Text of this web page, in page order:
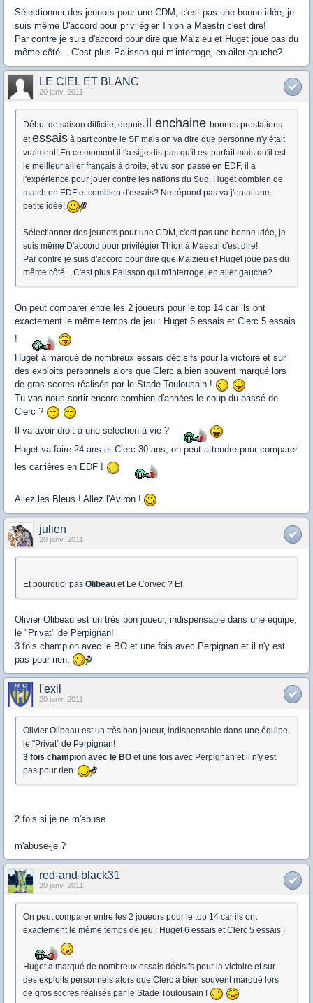
Sélectionner des jeunots pour une CDM, c'est pas une bonne idée, je
suis même D'accord pour privilégier Thion à Maestri c'est dire!
Par contre je suis d'accord pour dire que Malzieu et Huget joue pas du
même côté... C'est plus Palisson qui m'interroge, en ailer gauche?
LE CIEL ET BLANC
20 janv. 2011
Début de saison difficile, depuis il enchaine bonnes prestations
etessais à part contre le SF mais on va dire que personne n'y était
vraiment! En ce moment il l'a si,je dis pas qu'il est parfait mais qu'il est
le meilleur ailier français à droite, et vu son passé en EDF, il a
l'expérience pour jouer contre les nations du Sud, Huget combien de
match en EDF et combien d'essais? Ne répond pas va j'en ai une
petite idée!
Sélectionner des jeunots pour une CDM, c'est pas une bonne idée, je
suis même D'accord pour privilégier Thion à Maestri c'est dire!
Par contre je suis d'accord pour dire que Malzieu et Huget joue pas du
même côté... C'est plus Palisson qui m'interroge, en ailer gauche?
On peut comparer entre les 2 joueurs pour le top 14 car ils ont
exactement le même temps de jeu : Huget 6 essais et Clerc 5 essais
!
Huget a marqué de nombreux essais décisifs pour la victoire et sur
des exploits personnels alors que Clerc a bien souvent marqué lors
de gros scores réalisés par le Stade Toulousain !
Tu vas nous sortir encore combien d'années le coup du passé de
Clerc ?
Il va avoir droit à une sélection à vie ?
Huget va faire 24 ans et Clerc 30 ans, on peut attendre pour comparer
les carrières en EDF !
Allez les Bleus ! Allez l'Aviron !
julien
20 janv. 2011
Et pourquoi pas Olibeau et Le Corvec ? Et
Olivier Olibeau est un très bon joueur, indispensable dans une équipe,
le "Privat" de Perpignan!
3 fois champion avec le BO et une fois avec Perpignan et il n'y est
pas pour rien.
l'exil
20 janv. 2011
Olivier Olibeau est un très bon joueur, indispensable dans une équipe,
le "Privat" de Perpignan!
3 fois champion avec le BO et une fois avec Perpignan et il n'y est
pas pour rien.
2 fois si je ne m'abuse
m'abuse-je ?
red-and-black31
20 janv. 2011
On peut comparer entre les 2 joueurs pour le top 14 car ils ont
exactement le même temps de jeu : Huget 6 essais et Clerc 5 essais !
Huget a marqué de nombreux essais décisifs pour la victoire et sur
des exploits personnels alors que Clerc a bien souvent marqué lors
de gros scores réalisés par le Stade Toulousain !